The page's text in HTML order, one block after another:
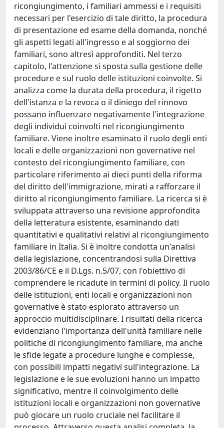
ricongiungimento, i familiari ammessi e i requisiti
necessari per l'esercizio di tale diritto, la procedura
di presentazione ed esame della domanda, nonché
gli aspetti legati all'ingresso e al soggiorno dei
familiari, sono altresì approfonditi. Nel terzo
capitolo, l'attenzione si sposta sulla gestione delle
procedure e sul ruolo delle istituzioni coinvolte. Si
analizza come la durata della procedura, il rigetto
dell'istanza e la revoca o il diniego del rinnovo
possano influenzare negativamente l'integrazione
degli individui coinvolti nel ricongiungimento
familiare. Viene inoltre esaminato il ruolo degli enti
locali e delle organizzazioni non governative nel
contesto del ricongiungimento familiare, con
particolare riferimento ai dieci punti della riforma
del diritto dell'immigrazione, mirati a rafforzare il
diritto al ricongiungimento familiare. La ricerca si è
sviluppata attraverso una revisione approfondita
della letteratura esistente, esaminando dati
quantitativi e qualitativi relativi al ricongiungimento
familiare in Italia. Si è inoltre condotta un'analisi
della legislazione, concentrandosi sulla Direttiva
2003/86/CE e il D.Lgs. n.5/07, con l'obiettivo di
comprendere le ricadute in termini di policy. Il ruolo
delle istituzioni, enti locali e organizzazioni non
governative è stato esplorato attraverso un
approccio multidisciplinare. I risultati della ricerca
evidenziano l'importanza dell'unità familiare nelle
politiche di ricongiungimento familiare, ma anche
le sfide legate a procedure lunghe e complesse,
con possibili impatti negativi sull'integrazione. La
legislazione e le sue evoluzioni hanno un impatto
significativo, mentre il coinvolgimento delle
istituzioni locali e organizzazioni non governative
può giocare un ruolo cruciale nel facilitare il